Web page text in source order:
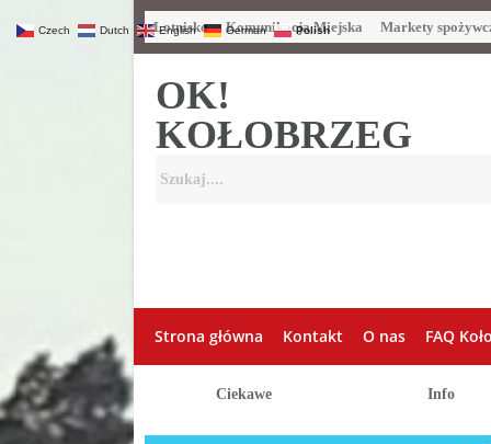
Lotnisko Komunikacja Miejska Markety
OK!
KOŁOBRZEG
Strona główna Kontakt O nas FAQ
Ciekawe Info
Czech Dutch English German Polish